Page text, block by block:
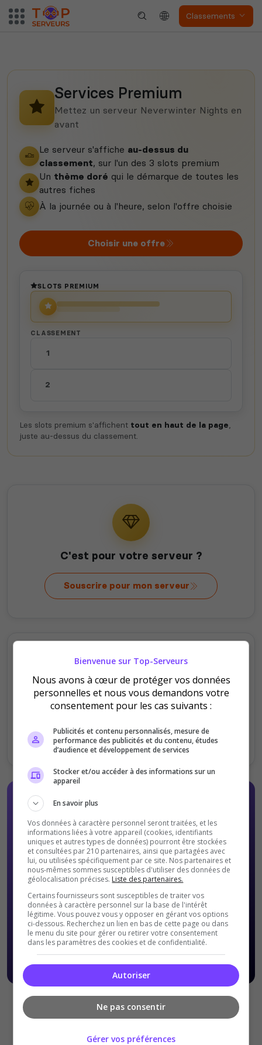
Classements
Dune Awakening Empyrion
Squad
Neverwinter
Nights
Myth of Empires Enshrouded
Services Premium
Mettez un serveur Neverwinter Nights en
avant
Le serveur s'affiche au-dessus du
classement, sur l'un des 3 slots premium
Un thème doré qui le démarque de toutes les
autres fiches
À la journée ou à l'heure, selon l'offre choisie
Choisir une offre
SLOTS PREMIUM
CLASSEMENT
1
2
Les slots premium s'affichent tout en haut de la page,
juste au-dessus du classement.
C'est pour votre serveur ?
Souscrire pour mon serveur
C'est pour offrir ?
Offrir au serveur
Offres Premiums soumises à nosConditions Générales de
ventes.
Bienvenue sur Top-Serveurs
Nous avons à cœur de protéger vos données
personnelles et nous vous demandons votre
consentement pour les cas suivants :
Publicités et contenu personnalisés, mesure de
performance des publicités et du contenu, études
d’audience et développement de services
Stocker et/ou accéder à des informations sur un
appareil
En savoir plus
Vos données à caractère personnel seront traitées, et les
informations liées à votre appareil (cookies, identifiants
uniques et autres types de données) pourront être stockées
et consultées par 210 partenaires, ainsi que partagées avec
lui, ou utilisées spécifiquement par ce site. Nos partenaires et
nous-mêmes sommes susceptibles d'utiliser des données de
géolocalisation précises. Liste des partenaires.
Certains fournisseurs sont susceptibles de traiter vos
données à caractère personnel sur la base de l'intérêt
légitime. Vous pouvez vous y opposer en gérant vos options
ci-dessous. Recherchez un lien en bas de cette page ou dans
le menu du site pour gérer ou retirer votre consentement
dans les paramètres des cookies et de confidentialité.
Autoriser
Ne pas consentir
Gérer vos préférences